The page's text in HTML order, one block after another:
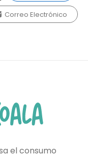
Correo Electrónico
el consumo